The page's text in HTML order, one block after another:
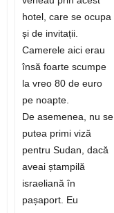
hotel, care se ocupa
și de invitații.
Camerele aici erau
însă foarte scumpe
la vreo 80 de euro
pe noapte.
De asemenea, nu se
putea primi viză
pentru Sudan, dacă
aveai ștampilă
israeliană în
pașaport. Eu